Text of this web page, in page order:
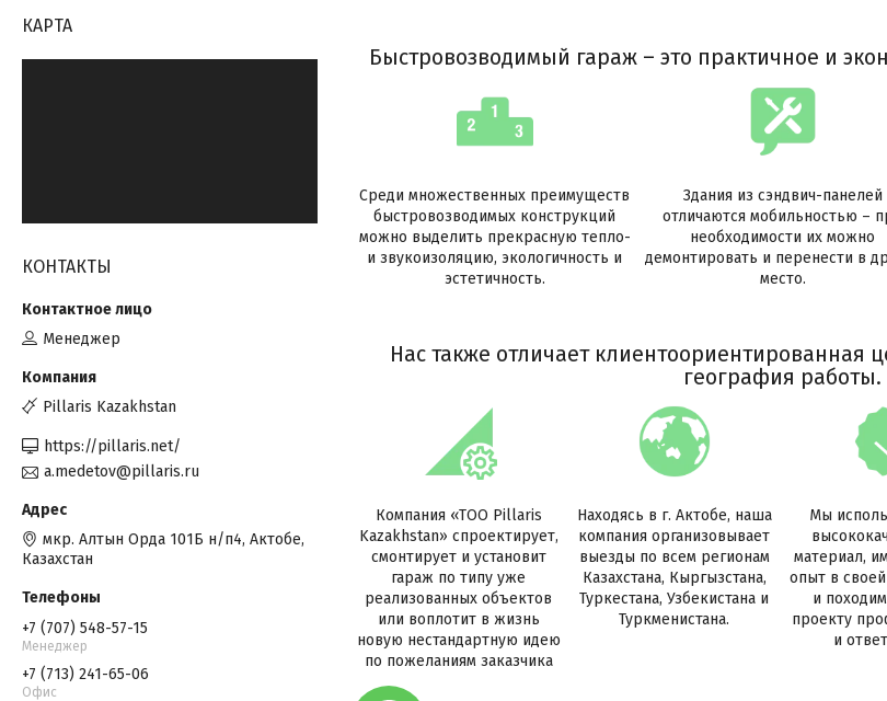
Быстровозводимый гараж – это практичное и
Среди множественных преимуществ
быстровозводимых конструкций
можно выделить прекрасную тепло-
и звукоизоляцию, экологичность и
эстетичность.
Здания из сэндвич-панелей
отличаются мобильностью –
необходимости их можно
демонтировать и перенести в
место.
Нас также отличает клиентоориентированная
география работы.
Компания «ТОО Pillaris
Kazakhstan» спроектирует,
смонтирует и установит
гараж по типу уже
реализованных объектов
или воплотит в жизнь
новую нестандартную идею
по пожеланиям заказчика
Находясь в г. Актобе, наша
компания организовывает
выезды по всем регионам
Казахстана, Кыргызстана,
Туркестана, Узбекистана и
Туркменистана.
Мы
материал,
опыт в
и
проекту
и
КАРТА
КОНТАКТЫ
Менеджер
Pillaris Kazakhstan
https://pillaris.net/
a.medetov@pillaris.ru
мкр. Алтын Орда 101Б н/п4, Актобе,
Казахстан
+7 (707) 548-57-15
Менеджер
+7 (713) 241-65-06
Офис